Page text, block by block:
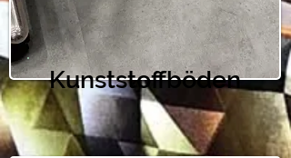
Kunststoffböden